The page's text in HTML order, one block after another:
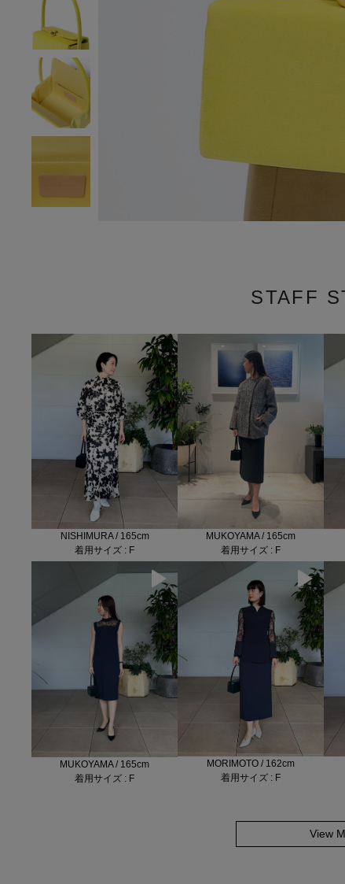
STAFF
NISHIMURA / 165cm
着用サイズ : F
MUKOYAMA / 165cm
着用サイズ : F
MUKOYAMA / 165cm
着用サイズ : F
MORIMOTO / 162cm
着用サイズ : F
View